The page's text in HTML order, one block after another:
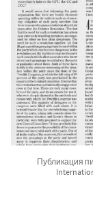
Публикация